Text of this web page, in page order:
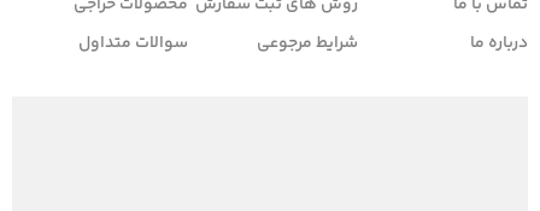
درباره ما
شرایط مرجوعی
سوالات متداول